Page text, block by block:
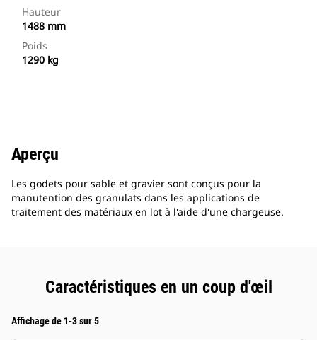
Hauteur
1488 mm
Poids
1290 kg
Aperçu
Les godets pour sable et gravier sont conçus pour la
manutention des granulats dans les applications de
traitement des matériaux en lot à l'aide d'une chargeuse.
Caractéristiques en un coup d'œil
Affichage de 1-3 sur 5